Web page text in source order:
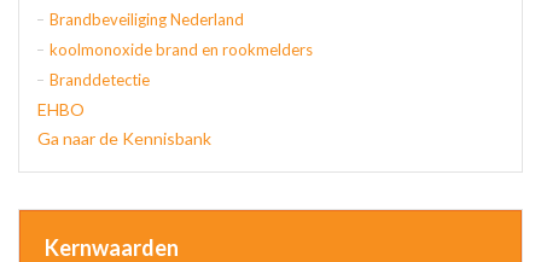
Brandbeveiliging Nederland
koolmonoxide brand en rookmelders
Branddetectie
EHBO
Ga naar de Kennisbank
Kernwaarden